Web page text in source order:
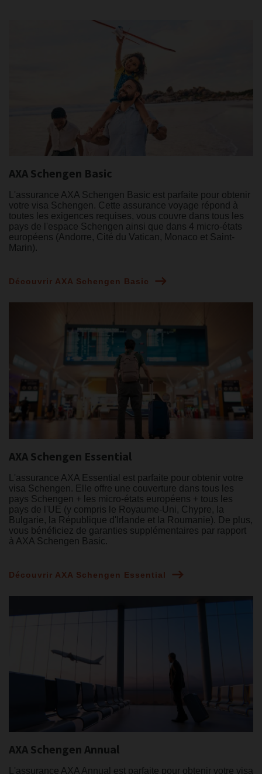
AXA Schengen Basic
L'assurance AXA Schengen Basic est parfaite pour obtenir
votre visa Schengen. Cette assurance voyage répond à
toutes les exigences requises, vous couvre dans tous les
pays de l'espace Schengen ainsi que dans 4 micro-états
européens (Andorre, Cité du Vatican, Monaco et Saint-
Marin).
Découvrir AXA Schengen Basic
AXA Schengen Essential
L'assurance AXA Essential est parfaite pour obtenir votre
visa Schengen. Elle offre une couverture dans tous les
pays Schengen + les micro-états européens + tous les
pays de l'UE (y compris le Royaume-Uni, Chypre, la
Bulgarie, la République d'Irlande et la Roumanie). De plus,
vous bénéficiez de garanties supplémentaires par rapport
à AXA Schengen Basic.
Découvrir AXA Schengen Essential
AXA Schengen Annual
L'assurance AXA Annual est parfaite pour obtenir votre visa